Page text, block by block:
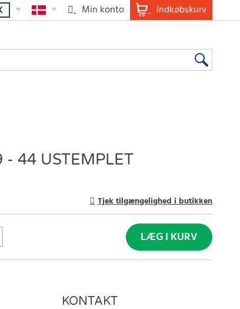
Indkøbskurv
Min konto
- 44 USTEMPLET
Tjek tilgængelighed i butikken
LÆG I KURV
KONTAKT